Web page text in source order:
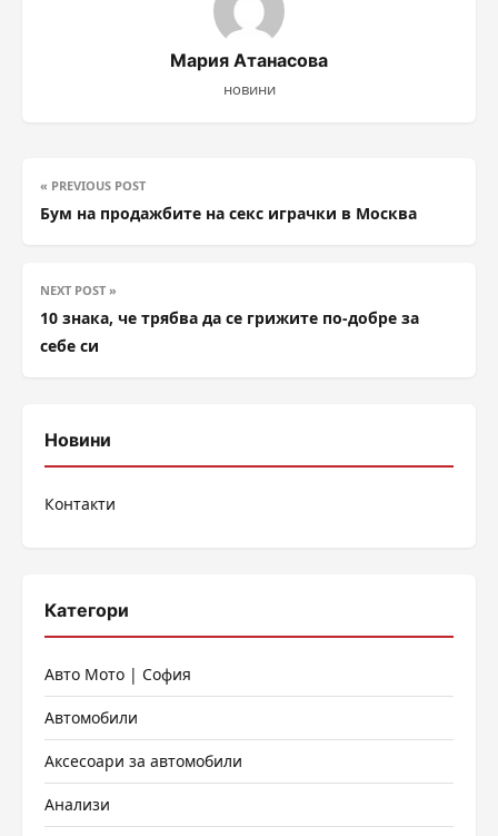
Мария Атанасова
новини
« PREVIOUS POST
Бум на продажбите на секс играчки в Москва
NEXT POST »
10 знака, че трябва да се грижите по-добре за
себе си
Новини
Контакти
Категори
Авто Мото | София
Автомобили
Аксесоари за автомобили
Анализи